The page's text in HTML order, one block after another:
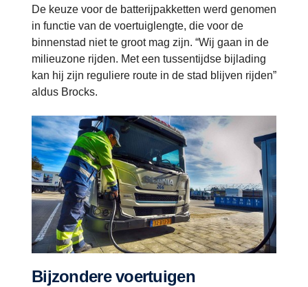
De keuze voor de batterijpakketten werd genomen
in functie van de voertuiglengte, die voor de
binnenstad niet te groot mag zijn. “Wij gaan in de
milieuzone rijden. Met een tussentijdse bijlading
kan hij zijn reguliere route in de stad blijven rijden”
aldus Brocks.
Bijzondere voertuigen